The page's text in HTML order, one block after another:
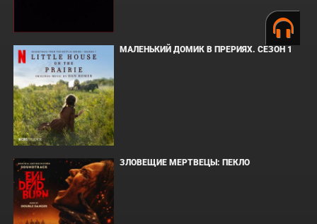
МАЛЕНЬКИЙ ДОМИК В ПРЕРИЯХ. СЕЗОН 1
ЗЛОВЕЩИЕ МЕРТВЕЦЫ: ПЕКЛО